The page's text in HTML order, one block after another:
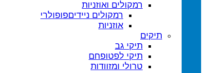
רמקולים ואוזניות
רמקולים ניידים
אוזניות
תיקים
תיקי גב
תיקי לפטופ
טרולי ומזוודות